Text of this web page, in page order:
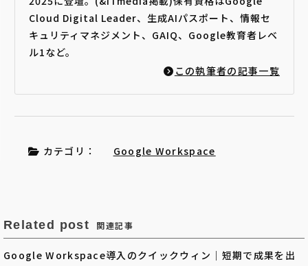
Cloud Digital Leader、生成AIパスポート、情報セ
キュリティマネジメント、GAIQ、Google教育者レベ
ル1など。
この執筆者の記事一覧
カテゴリ： Google Workspace
Related post 関連記事
Google Workspace導入のクイックウィン｜短期で成果を出